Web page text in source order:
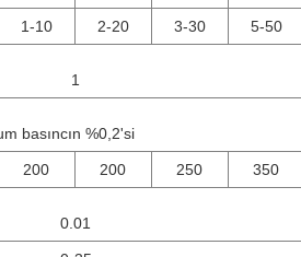
1-10 2-20 3-30 5-50
1
basıncın %0,2'si
200 200 250 350
0.01